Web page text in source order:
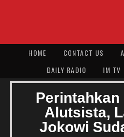
HOME CONTACT US
DAILY RADIO
IM TV
Perintahkan
Alutsista,
Jokowi